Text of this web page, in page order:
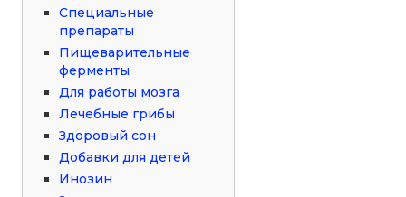
Специальные
препараты
Пищеварительные
ферменты
Для работы мозга
Лечебные грибы
Здоровый сон
Добавки для детей
Инозин